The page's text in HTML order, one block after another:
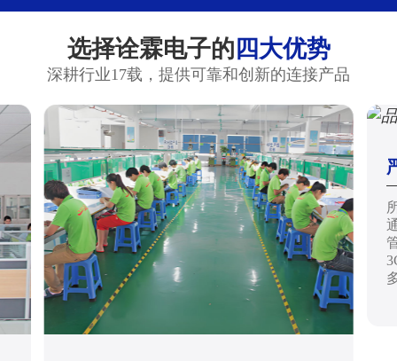
选择诠霖电子的 四大优势
深耕行业17载，提供可靠和创新的连接产品